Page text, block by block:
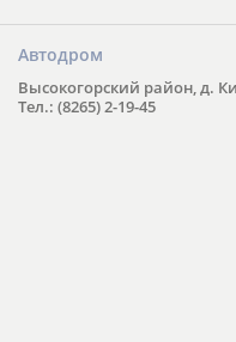
Автодром
Высокогорский район, д.
Тел.: (8265) 2-19-45